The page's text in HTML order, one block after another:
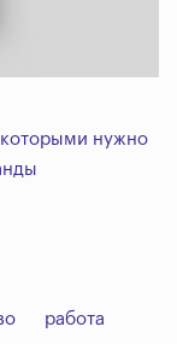
которыми нужно
работа